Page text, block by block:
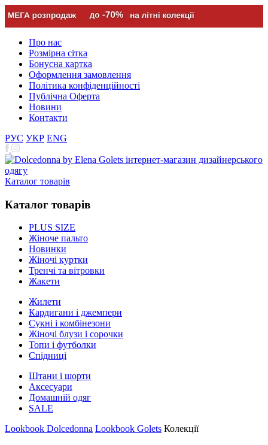
Про нас
Розмірна сітка
Бонусна картка
Оформлення замовлення
Політика конфіденційності
Публічна Оферта
Новини
Контакти
РУС УКР ENG
Каталог товарів
Каталог товарів
PLUS SIZE
Жіноче пальто
Новинки
Жіночі куртки
Тренчі та вітровки
Жакети
Жилети
Кардигани і джемпери
Сукні і комбінезони
Жіночі блузи і сорочки
Топи і футболки
Спідниці
Штани і шорти
Аксесуари
Домашній одяг
SALE
Lookbook Dolcedonna Lookbook Golets Колекції